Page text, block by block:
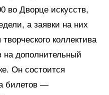
во Дворце искусств,
а заявки на них
коллектива
на дополнительный
Он состоится
билетов —